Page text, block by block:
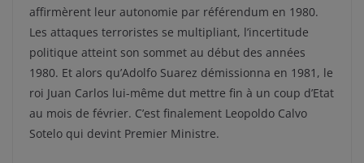
affirmèrent leur autonomie par référendum en 1980.
Les attaques terroristes se multipliant, l’incertitude
politique atteint son sommet au début des années
1980. Et alors qu’Adolfo Suarez démissionna en 1981, le
roi Juan Carlos lui-même dut mettre fin à un coup d’Etat
au mois de février. C’est finalement Leopoldo Calvo
Sotelo qui devint Premier Ministre.